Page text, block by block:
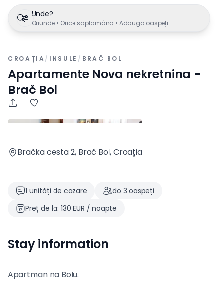
Unde?
Oriunde • Orice săptămână • Adaugă oaspeți
CROAȚIA / INSULE / BRAČ BOL
Apartamente Nova nekretnina -
Brač Bol
Bračka cesta 2, Brač Bol, Croația
1 unități de cazare do 3 oaspeți
Preț de la: 130 EUR / noapte
Stay information
Apartman na Bolu.